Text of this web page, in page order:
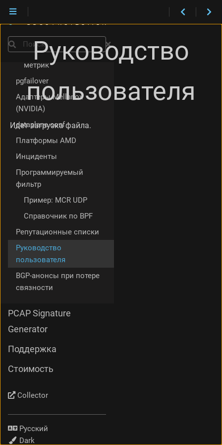
Руководство
пользователя
Идет загрузка файла.
Поиск
ClickHouse
Единый Graphite
Время хранения
метрик
pgfailover
Адаптеры Mellanox
(NVIDIA)
dataplane.conf
Платформы AMD
Инциденты
Программируемый
фильтр
Пример: MCR UDP
Справочник по BPF
Репутационные списки
Руководство
пользователя
BGP-анонсы при потере
связности
PCAP Signature
Generator
Поддержка
Стоимость
Collector
Язык
Тема